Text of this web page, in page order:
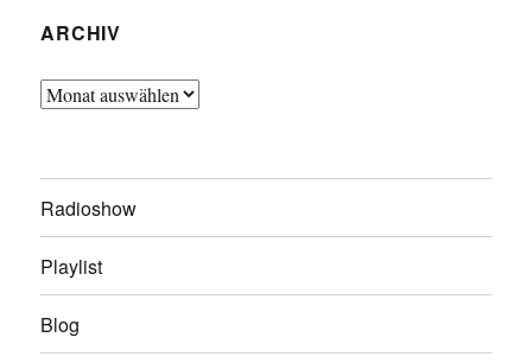
ARCHIV
Archiv
Radioshow
Playlist
Blog